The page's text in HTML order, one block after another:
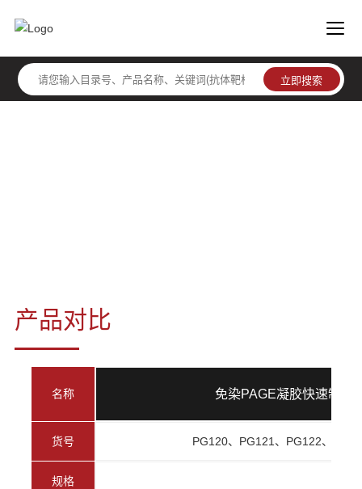
产品对比
名称 免染PAGE凝胶快速制备
货号 PG120、PG121、PG122、
规格